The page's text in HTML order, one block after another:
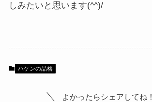
しみたいと思います(^^)/
ハケンの品格
よかったらシェアしてね！